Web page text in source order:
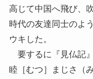
高じて中国へ飛び、
時代の友達同士のよ
ウキした。
要するに『見仏記
睦［むつ］まじさ（